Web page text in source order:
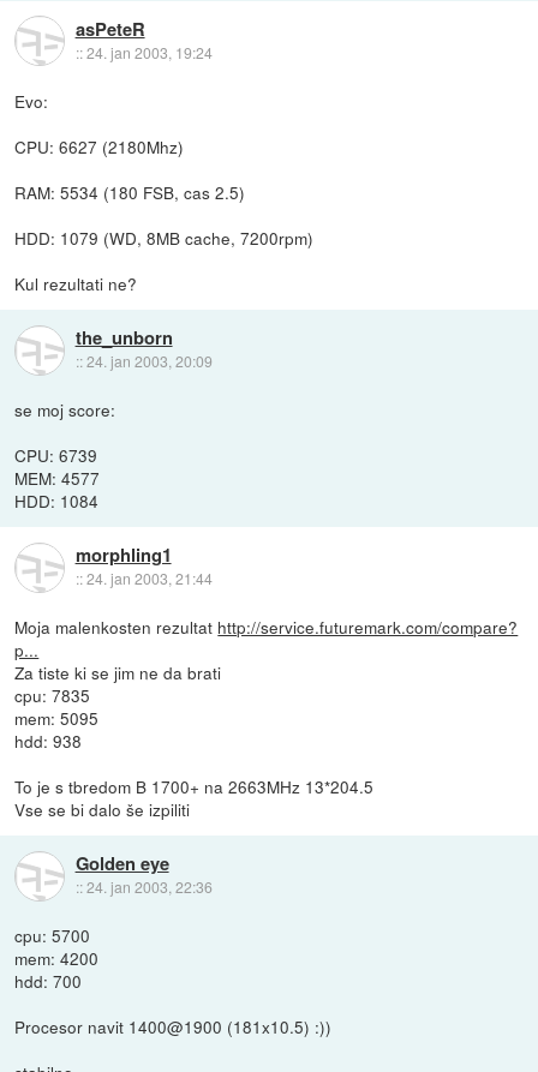
asPeteR
::24. jan 2003, 19:24
Evo:
CPU: 6627 (2180Mhz)
RAM: 5534 (180 FSB, cas 2.5)
HDD: 1079 (WD, 8MB cache, 7200rpm)
Kul rezultati ne?
the_unborn
::24. jan 2003, 20:09
se moj score:
CPU: 6739
MEM: 4577
HDD: 1084
morphling1
::24. jan 2003, 21:44
Moja malenkosten rezultat http://service.futuremark.com/compare?
p...
Za tiste ki se jim ne da brati
cpu: 7835
mem: 5095
hdd: 938
To je s tbredom B 1700+ na 2663MHz 13*204.5
Vse se bi dalo še izpiliti
Golden eye
::24. jan 2003, 22:36
cpu: 5700
mem: 4200
hdd: 700
Procesor navit 1400@1900 (181x10.5) :))